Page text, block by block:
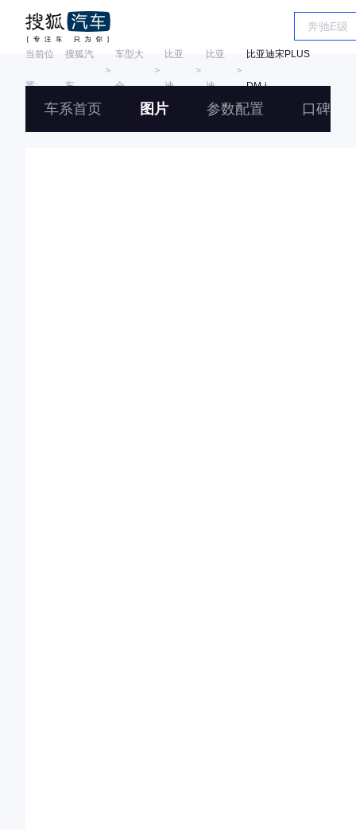
当前位
置:
搜狐汽
车
＞
车型大
全
＞
比亚
迪
＞
比亚
迪
＞
比亚迪宋PLUS
DM-i
车系首页 图片 参数配置 口碑